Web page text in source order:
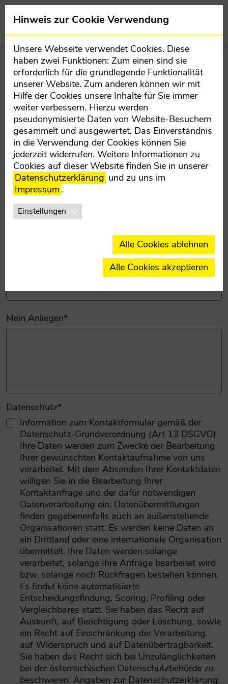
Direkt zur Hauptnavigation springen
Direkt zum Inhalt springen
wels-land.oevp.at
Ihr Anliegen
IHR ANLIEGEN
Vorname*
Nachname*
Mein Anliegen*
Datenschutz*
Information zum Kontaktformular gemäß der
Datenschutz-Grundverordnung (Art 13 DSGVO)
Ihre Daten werden zum Zwecke der Bearbeitung
Ihrer gewünschten Kontaktaufnahme von uns
verarbeitet. Mit dem Absenden Ihrer Kontaktdaten
willigen Sie in die Bearbeitung Ihrer
Kontaktanfrage und der dafür notwendigen
Datenverarbeitung ein. Datenübermittlungen
finden gegebenenfalls auch an außenstehende
Organisationen statt. Es werden keine Daten an
ein Drittland oder eine internationale Organisation
übermittelt. Ihre Daten werden solange
verarbeitet, solange Ihre Anfrage bearbeitet wird
bzw. solange noch Rückfragen bestehen können.
Es findet keine automatisierte
Entscheidungsfindung, Scoring, Profiling oder
Vergleichbares statt. Sie haben das Recht auf
Auskunft, auf Berichtigung oder Löschung, sowie
ein Recht auf Einschränkung der Verarbeitung,
auf Widerspruch und auf Datenübertragbarkeit.
Sie haben das Recht sich bei Unzulänglichkeiten
bei der österreichischen Datenschutzbehörde zu
beschweren. Angaben zur Datenschutzerklärung:
BEZIRKSPARTEIVORSTAND
MANDATARE
TEILORGANISATIONEN
BEZIRKSBÜRO
Hinweis zur Cookie Verwendung
Unsere Webseite verwendet Cookies. Diese
haben zwei Funktionen: Zum einen sind sie
erforderlich für die grundlegende Funktionalität
unserer Website. Zum anderen können wir mit
Hilfe der Cookies unsere Inhalte für Sie immer
weiter verbessern. Hierzu werden
pseudonymisierte Daten von Website-Besuchern
gesammelt und ausgewertet. Das Einverständnis
in die Verwendung der Cookies können Sie
jederzeit widerrufen. Weitere Informationen zu
Cookies auf dieser Website finden Sie in unserer
Datenschutzerklärung und zu uns im
Impressum .
Einstellungen
Alle Cookies ablehnen
Alle Cookies akzeptieren